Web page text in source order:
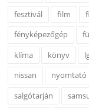
fesztivál
film
fényképezőgép
klíma
könyv
nissan
nyomtató
salgótarján